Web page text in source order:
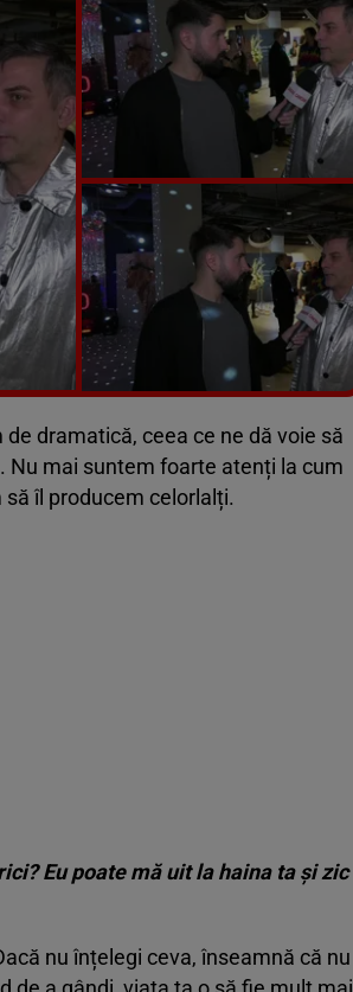
Vezi galeria foto
6 poze
dramatică, ceea ce ne dă voie să
Nu mai suntem foarte atenți la cum
îl producem celorlalți.
Eu poate mă uit la haina ta și zic
nu înțelegi ceva, înseamnă că nu